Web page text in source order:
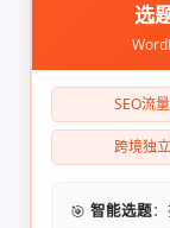
选
SEO流
跨境独
🎯 智能选题